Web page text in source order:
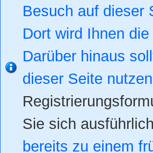
Besuch auf
Dort wird Ihnen
Darüber hinaus
dieser Seite
Sie sich ausführlich
bereits zu einem